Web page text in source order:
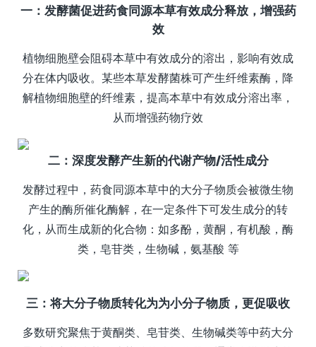
一：发酵菌促进药食同源本草有效成分释放，增强药
效
植物细胞壁会阻碍本草中有效成分的溶出，影响有效成
分在体内吸收。某些本草发酵菌株可产生纤维素酶，降
解植物细胞壁的纤维素，提高本草中有效成分溶出率，
从而增强药物疗效
二：深度发酵产生新的代谢产物/活性成分
发酵过程中，药食同源本草中的大分子物质会被微生物
产生的酶所催化酶解，在一定条件下可发生成分的转
化，从而生成新的化合物：如多酚，黄酮，有机酸，酶
类，皂苷类，生物碱，氨基酸 等
三：将大分子物质转化为为小分子物质，更促吸收
多数研究聚焦于黄酮类、皂苷类、生物碱类等中药大分